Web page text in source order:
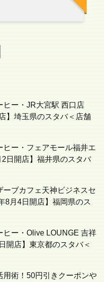
ヒー・JR大宮駅 西口店
】埼玉県のスタバ＜店舗
ヒー・フェアモール福井エ
日開店】福井県のスタバ
ーブカフェ天神ビジネスセ
8月4日開店】福岡県のス
ヒー・Olive LOUNGE 吉祥
開店】東京都のスタバ＜
用術！50円引きクーポンや